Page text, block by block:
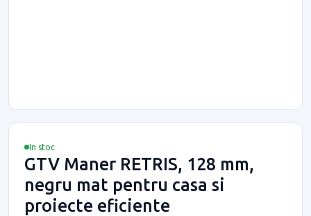
In stoc
GTV Maner RETRIS, 128 mm,
negru mat pentru casa si
proiecte eficiente